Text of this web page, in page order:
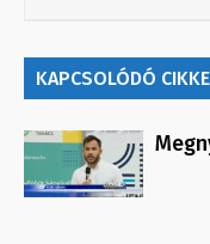
KAPCSOLÓDÓ